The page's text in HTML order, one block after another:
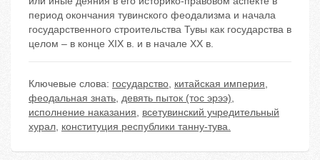
период окончания тувинского феодализма и начала
государственного строительства Тувы как государства в
целом – в конце XIX в. и в начале XX в.
Ключевые слова: государство, китайская империя,
феодальная знать, девять пыток (тос эрээ),
исполнение наказания, всетувинский учредительный
хурал, конституция республики танну-тува.